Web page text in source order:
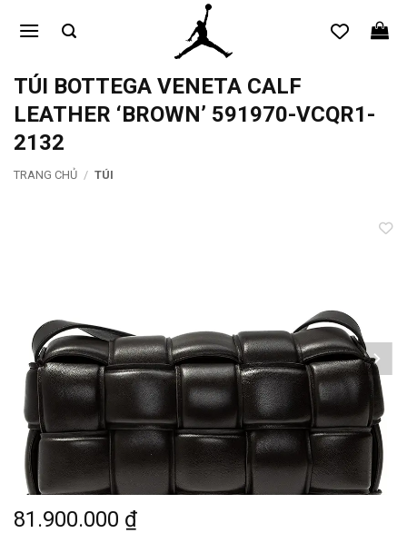
qua
dungTÚI BOTTEGA VENETA CALF
LEATHER ‘BROWN’ 591970-VCQR1-
2132
TRANG CHỦ / TÚI
81.900.000 ₫